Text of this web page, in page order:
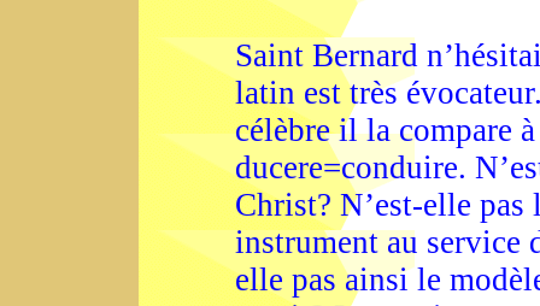
Saint Bernard
latin est très
célèbre il la compare
ducere=conduire.
Christ? N’est-elle
instrument au service
elle pas ainsi le